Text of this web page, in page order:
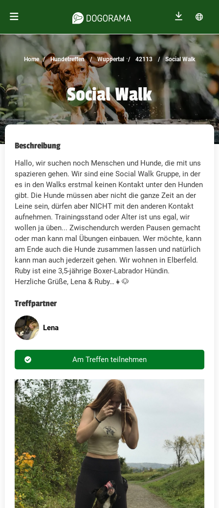
Home Hundetreffen Wuppertal 42113 Social Walk
Social Walk
Beschreibung
Hallo, wir suchen noch Menschen und Hunde, die mit uns
spazieren gehen. Wir sind eine Social Walk Gruppe, in der
es in den Walks erstmal keinen Kontakt unter den Hunden
gibt. Die Hunde müssen aber nicht die ganze Zeit an der
Leine sein, dürfen aber NICHT mit den anderen Kontakt
aufnehmen. Trainingsstand oder Alter ist uns egal, wir
wollen ja üben... Zwischendurch werden Pausen gemacht
oder man kann mal Übungen einbauen. Wer möchte, kann
am Ende auch die Hunde zusammen lassen und natürlich
kann man auch jederzeit gehen. Wir wohnen in Elberfeld.
Ruby ist eine 3,5-jährige Boxer-Labrador Hündin.
Herzliche Grüße, Lena & Ruby…👧🐶
Treffpartner
Lena
Am Treffen teilnehmen